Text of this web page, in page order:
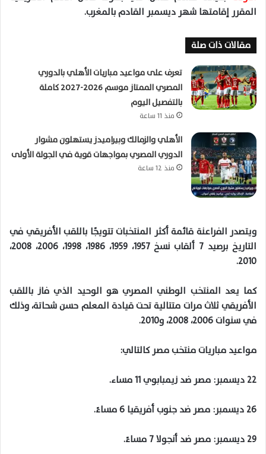
المقرر إقامتها شهر ديسمبر القادم بالمغرب.
مقالات ذات صلة
تعرف على مواعيد مباريات الأهلي بالدوري
المصري الممتاز موسم 2026-2027 كاملة
بالتفصيل اليوم
منذ 11 ساعة
الأهلي والزمالك وبيراميدز يستهلون مشوار
الدوري المصري بمواجهات قوية في الجولة الأولى
منذ 12 ساعة
ويتصدر الفراعنة قائمةأكثر المنتخبات تتويجًا باللقب الأفريقي في
التاريخ برصيد 7 ألقاب نسخ1957،1959،1986،1998،2006، 2008،
2010
.
كما يعد المنتخب الوطني المصري هو الوحيد الذي فاز باللقب
الأفريقي ثلاث مرات متتالية تحت قيادة المعلم حسن شحاتة، وذلك
في سنوات2006،2008، و2010
.
مواعيد مباريات منتخب مصر كالتالي:
22 ديسمبر: مصر ضد زيمبابوي11مساء.
26 ديسمبر: مصر ضد جنوب أفريقيا 6مساءً.
29 ديسمبر: مصر ضد أنجولا7 مساءً.